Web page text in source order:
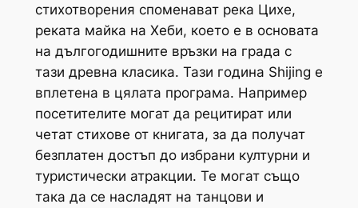
стихотворения споменават река Цихе,
реката майка на Хеби, което е в основата
на дългогодишните връзки на града с
тази древна класика. Тази година Shijing е
вплетена в цялата програма. Например
посетителите могат да рецитират или
четат стихове от книгата, за да получат
безплатен достъп до избрани културни и
туристически атракции. Те могат също
така да се насладят на танцови и